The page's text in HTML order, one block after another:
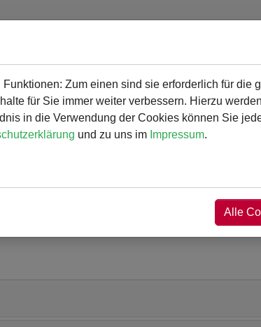
Gymnasium Angebot und
Zum einen sind sie erforderlich für die
für Sie immer weiter verbessern. Hierzu
in die Verwendung der Cookies können Sie
und zu uns im Impressum.
Alle